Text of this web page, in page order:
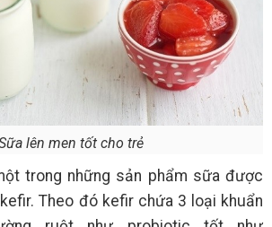
lên men tốt cho trẻ
trong những sản phẩm sữa được
Theo đó kefir chứa 3 loại khuẩn